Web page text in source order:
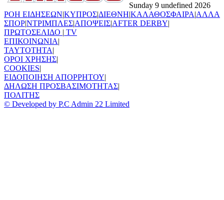
Sunday 9 undefined 2026
ΡΟΗ ΕΙΔΗΣΕΩΝ|ΚΥΠΡΟΣ|ΔΙΕΘΝΗ|ΚΑΛΑΘΟΣΦΑΙΡΑ|ΑΛΛΑ
ΣΠΟΡ|ΝΤΡΙΜΠΛΕΣ|ΑΠΟΨΕΙΣ|AFTER DERBY|
ΠΡΩΤΟΣΕΛΙΔΟ | TV
ΕΠΙΚΟΙΝΩΝΙΑ|
TAYTOTHTA|
ΟΡΟΙ ΧΡΗΣΗΣ|
COOKIES|
ΕΙΔΟΠΟΙΗΣΗ ΑΠΟΡΡΗΤΟΥ|
ΔΗΛΩΣΗ ΠΡΟΣΒΑΣΙΜΟΤΗΤΑΣ|
ΠΟΛΙΤΗΣ
© Developed by P.C Admin 22 Limited